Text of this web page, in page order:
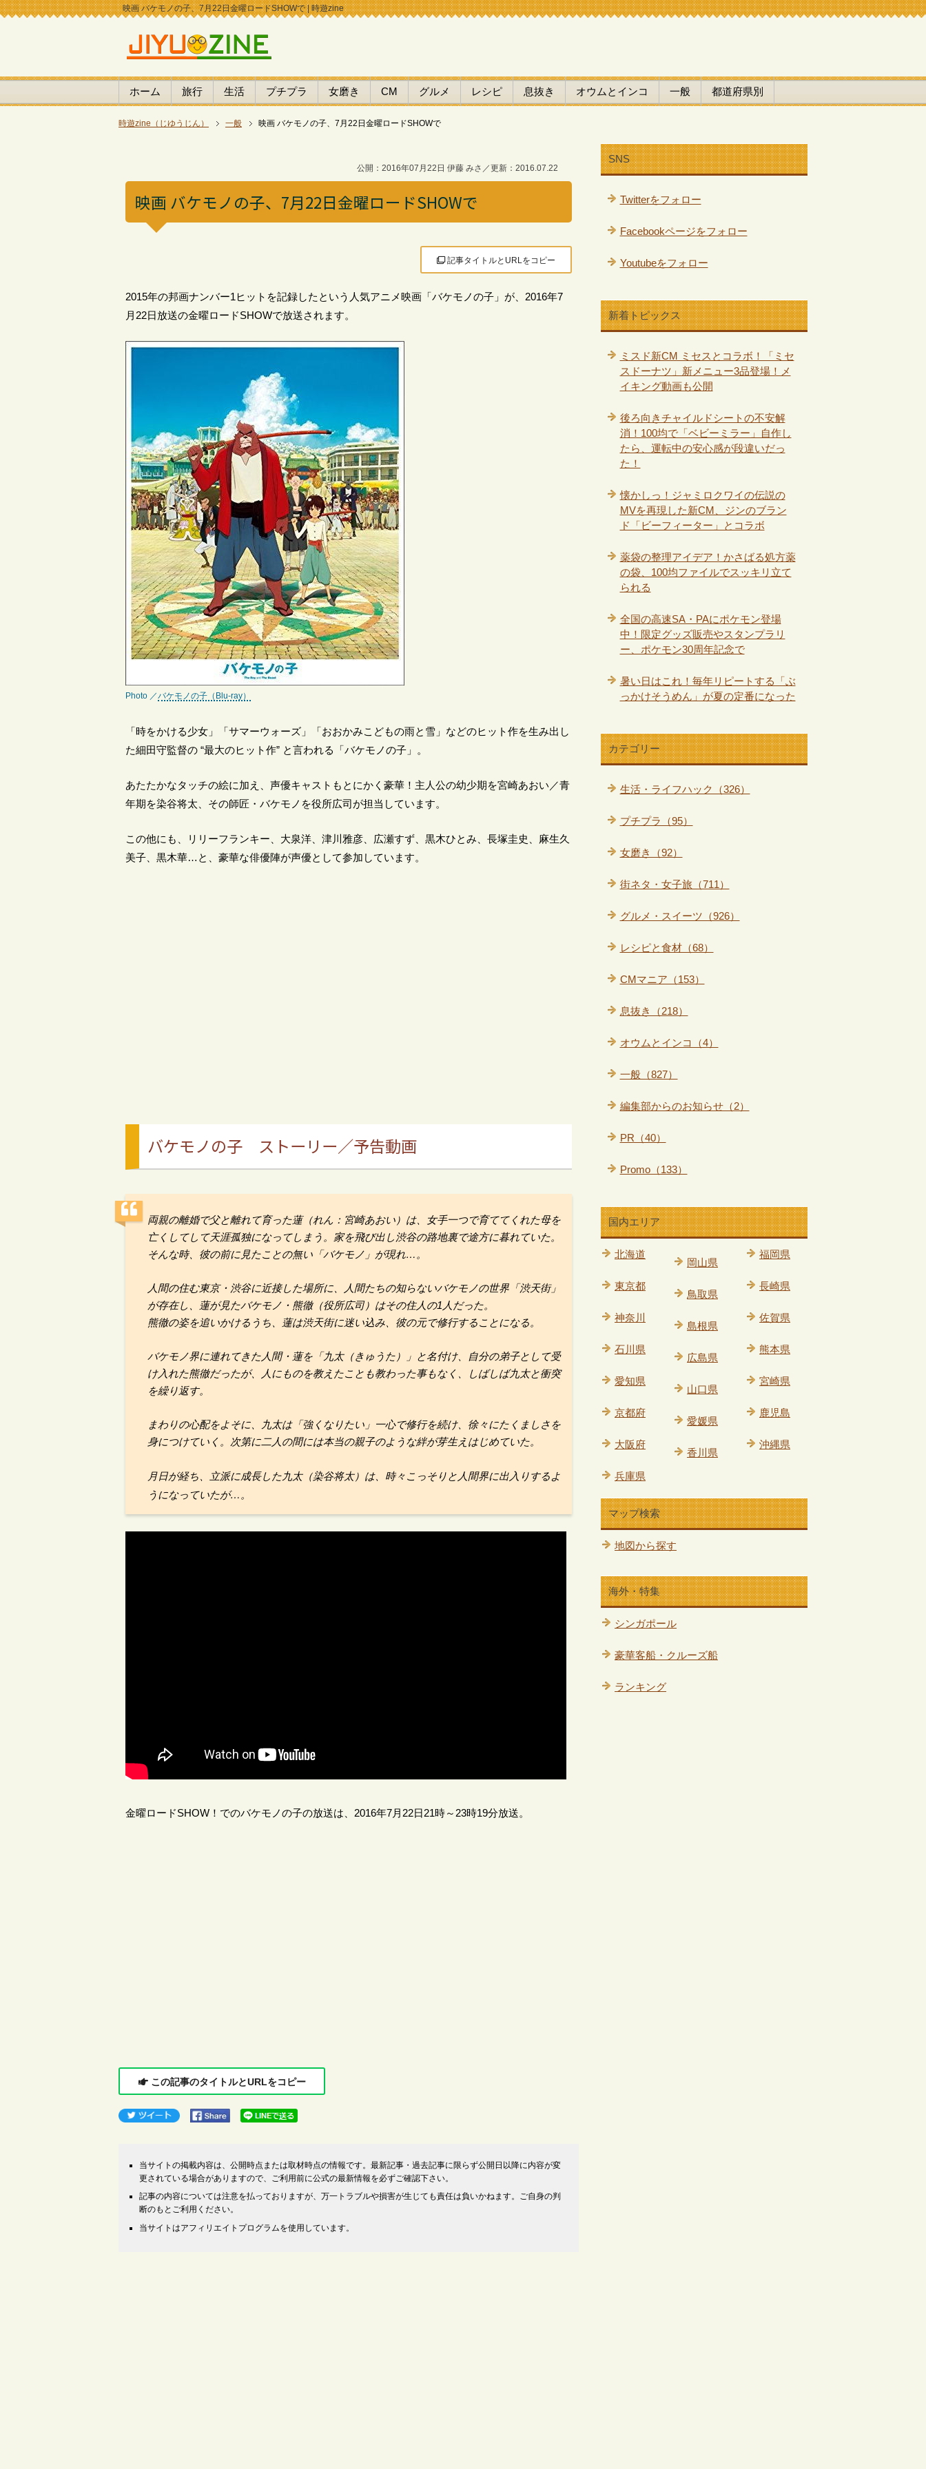
映画 バケモノの子、7月22日金曜ロードSHOWで | 時遊zine
ホーム 旅行 生活 プチプラ 女磨き CM グルメ レシピ 息抜き オウムとインコ 一般 都道府県別
時遊zine（じゆうじん） 一般 映画 バケモノの子、7月22日金曜ロードSHOWで
公開：2016年07月22日 伊藤 みさ／更新：2016.07.22
映画 バケモノの子、7月22日金曜ロードSHOWで
記事タイトルとURLをコピー
2015年の邦画ナンバー1ヒットを記録したという人気アニメ映画「バケモノの子」が、2016年7
月22日放送の金曜ロードSHOWで放送されます。
Photo ／バケモノの子（Blu-ray）
「時をかける少女」「サマーウォーズ」「おおかみこどもの雨と雪」などのヒット作を生み出し
た細田守監督の “最大のヒット作” と言われる「バケモノの子」。
あたたかなタッチの絵に加え、声優キャストもとにかく豪華！主人公の幼少期を宮崎あおい／青
年期を染谷将太、その師匠・バケモノを役所広司が担当しています。
この他にも、リリーフランキー、大泉洋、津川雅彦、広瀬すず、黒木ひとみ、長塚圭史、麻生久
美子、黒木華…と、豪華な俳優陣が声優として参加しています。
バケモノの子 ストーリー／予告動画
両親の離婚で父と離れて育った蓮（れん：宮崎あおい）は、女手一つで育ててくれた母を
亡くしてして天涯孤独になってしまう。家を飛び出し渋谷の路地裏で途方に暮れていた。
そんな時、彼の前に見たことの無い「バケモノ」が現れ…。
人間の住む東京・渋谷に近接した場所に、人間たちの知らないバケモノの世界「渋天街」
が存在し、蓮が見たバケモノ・熊徹（役所広司）はその住人の1人だった。
熊徹の姿を追いかけるうち、蓮は渋天街に迷い込み、彼の元で修行することになる。
バケモノ界に連れてきた人間・蓮を「九太（きゅうた）」と名付け、自分の弟子として受
け入れた熊徹だったが、人にものを教えたことも教わった事もなく、しばしば九太と衝突
を繰り返す。
まわりの心配をよそに、九太は「強くなりたい」一心で修行を続け、徐々にたくましさを
身につけていく。次第に二人の間には本当の親子のような絆が芽生えはじめていた。
月日が経ち、立派に成長した九太（染谷将太）は、時々こっそりと人間界に出入りするよ
うになっていたが…。
金曜ロードSHOW！でのバケモノの子の放送は、2016年7月22日21時～23時19分放送。
この記事のタイトルとURLをコピー
当サイトの掲載内容は、公開時点または取材時点の情報です。最新記事・過去記事に限らず公開日以降に内容が変
更されている場合がありますので、ご利用前に公式の最新情報を必ずご確認下さい。
記事の内容については注意を払っておりますが、万一トラブルや損害が生じても責任は負いかねます。ご自身の判
断のもとご利用ください。
当サイトはアフィリエイトプログラムを使用しています。
SNS
Twitterをフォロー
Facebookページをフォロー
Youtubeをフォロー
新着トピックス
ミスド新CM ミセスとコラボ！「ミセ
スドーナツ」新メニュー3品登場！メ
イキング動画も公開
後ろ向きチャイルドシートの不安解
消！100均で「ベビーミラー」自作し
たら、運転中の安心感が段違いだっ
た！
懐かしっ！ジャミロクワイの伝説の
MVを再現した新CM、ジンのブラン
ド「ビーフィーター」とコラボ
薬袋の整理アイデア！かさばる処方薬
の袋、100均ファイルでスッキリ立て
られる
全国の高速SA・PAにポケモン登場
中！限定グッズ販売やスタンプラリ
ー、ポケモン30周年記念で
暑い日はこれ！毎年リピートする「ぶ
っかけそうめん」が夏の定番になった
カテゴリー
生活・ライフハック（326）
プチプラ（95）
女磨き（92）
街ネタ・女子旅（711）
グルメ・スイーツ（926）
レシピと食材（68）
CMマニア（153）
息抜き（218）
オウムとインコ（4）
一般（827）
編集部からのお知らせ（2）
PR（40）
Promo（133）
国内エリア
北海道
東京都
神奈川
石川県
愛知県
京都府
大阪府
兵庫県
岡山県
鳥取県
島根県
広島県
山口県
愛媛県
香川県
福岡県
長崎県
佐賀県
熊本県
宮崎県
鹿児島
沖縄県
マップ検索
地図から探す
海外・特集
シンガポール
豪華客船・クルーズ船
ランキング